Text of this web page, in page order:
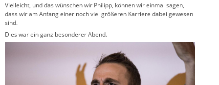
Vielleicht, und das wünschen wir Philipp, können wir einmal sagen,
dass wir am Anfang einer noch viel größeren Karriere dabei gewesen
sind.
Dies war ein ganz besonderer Abend.